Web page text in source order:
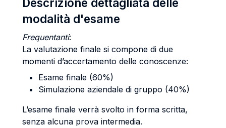
Descrizione dettagliata delle
modalità d'esame
Frequentanti:
La valutazione finale si compone di due
momenti d’accertamento delle conoscenze:
Esame finale (60%)
Simulazione aziendale di gruppo (40%)
L’esame finale verrà svolto in forma scritta,
senza alcuna prova intermedia.